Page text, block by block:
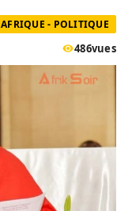
AFRIQUE - POLITIQUE
486vues